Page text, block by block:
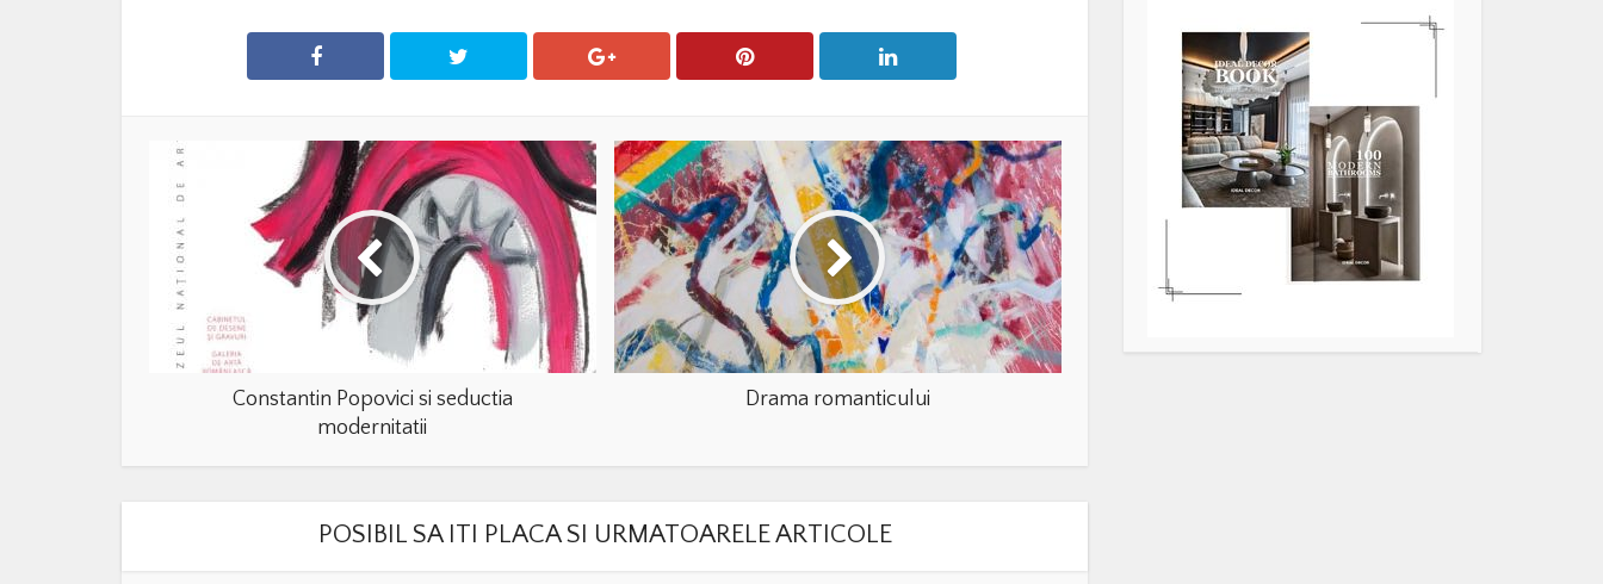
Constantin Popovici si seductia
modernitatii
Drama romanticului
POSIBIL SA ITI PLACA SI URMATOARELE ARTICOLE